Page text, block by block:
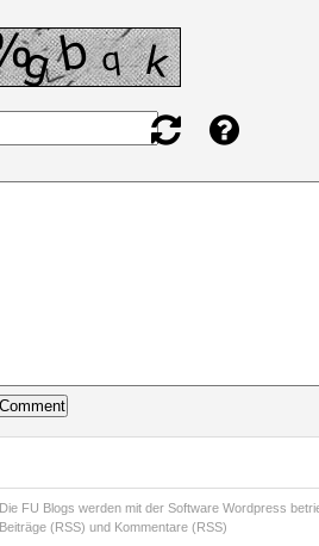
Die FU Blogs werden mit der Software Wordpress
Beiträge (RSS) und Kommentare (RSS)